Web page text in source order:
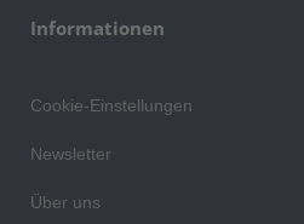
Informationen
Cookie-Einstellungen
Newsletter
Über uns